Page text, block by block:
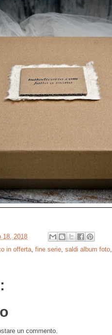
18, 2018
in offerta, fine serie, saldi album foto,
un commento.